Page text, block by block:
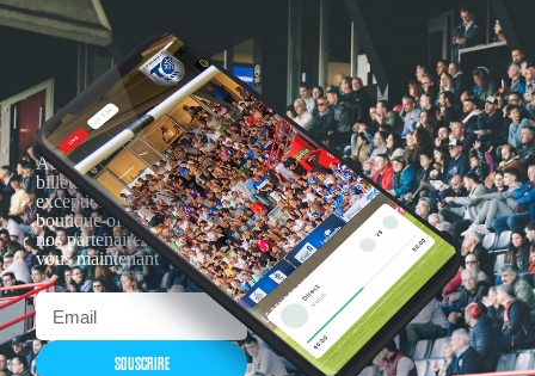
Actualités, nouveautés,
billetterie, remises
exceptionnelles dans la
boutique officielles & chez
nos partenaires… Inscrivez-
vous maintenant
SOUSCRIRE